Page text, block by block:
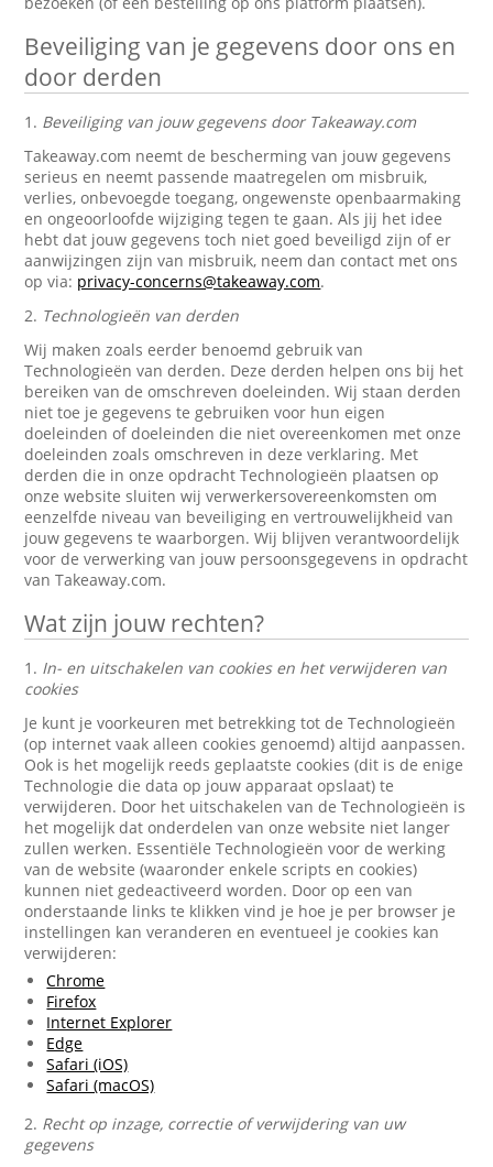
Beveiliging van je gegevens door ons en
door derden
1. Beveiliging van jouw gegevens door Takeaway.com
Takeaway.com neemt de bescherming van jouw gegevens
serieus en neemt passende maatregelen om misbruik,
verlies, onbevoegde toegang, ongewenste openbaarmaking
en ongeoorloofde wijziging tegen te gaan. Als jij het idee
hebt dat jouw gegevens toch niet goed beveiligd zijn of er
aanwijzingen zijn van misbruik, neem dan contact met ons
op via: privacy-concerns@takeaway.com.
2. Technologieën van derden
Wij maken zoals eerder benoemd gebruik van
Technologieën van derden. Deze derden helpen ons bij het
bereiken van de omschreven doeleinden. Wij staan derden
niet toe je gegevens te gebruiken voor hun eigen
doeleinden of doeleinden die niet overeenkomen met onze
doeleinden zoals omschreven in deze verklaring. Met
derden die in onze opdracht Technologieën plaatsen op
onze website sluiten wij verwerkersovereenkomsten om
eenzelfde niveau van beveiliging en vertrouwelijkheid van
jouw gegevens te waarborgen. Wij blijven verantwoordelijk
voor de verwerking van jouw persoonsgegevens in opdracht
van Takeaway.com.
Wat zijn jouw rechten?
1. In- en uitschakelen van cookies en het verwijderen van
cookies
Je kunt je voorkeuren met betrekking tot de Technologieën
(op internet vaak alleen cookies genoemd) altijd aanpassen.
Ook is het mogelijk reeds geplaatste cookies (dit is de enige
Technologie die data op jouw apparaat opslaat) te
verwijderen. Door het uitschakelen van de Technologieën is
het mogelijk dat onderdelen van onze website niet langer
zullen werken. Essentiële Technologieën voor de werking
van de website (waaronder enkele scripts en cookies)
kunnen niet gedeactiveerd worden. Door op een van
onderstaande links te klikken vind je hoe je per browser je
instellingen kan veranderen en eventueel je cookies kan
verwijderen:
Chrome
Firefox
Internet Explorer
Edge
Safari (iOS)
Safari (macOS)
2. Recht op inzage, correctie of verwijdering van uw
gegevens